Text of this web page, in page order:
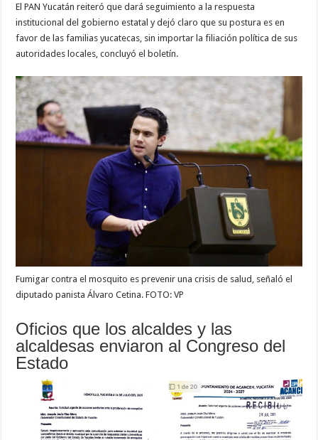
El PAN Yucatán reiteró que dará seguimiento a la respuesta
institucional del gobierno estatal y dejó claro que su postura es en
favor de las familias yucatecas, sin importar la filiación política de sus
autoridades locales, concluyó el boletín.
Fumigar contra el mosquito es prevenir una crisis de salud, señaló el
diputado panista Álvaro Cetina. FOTO: VP
Oficios que los alcaldes y las
alcaldesas enviaron al Congreso del
Estado